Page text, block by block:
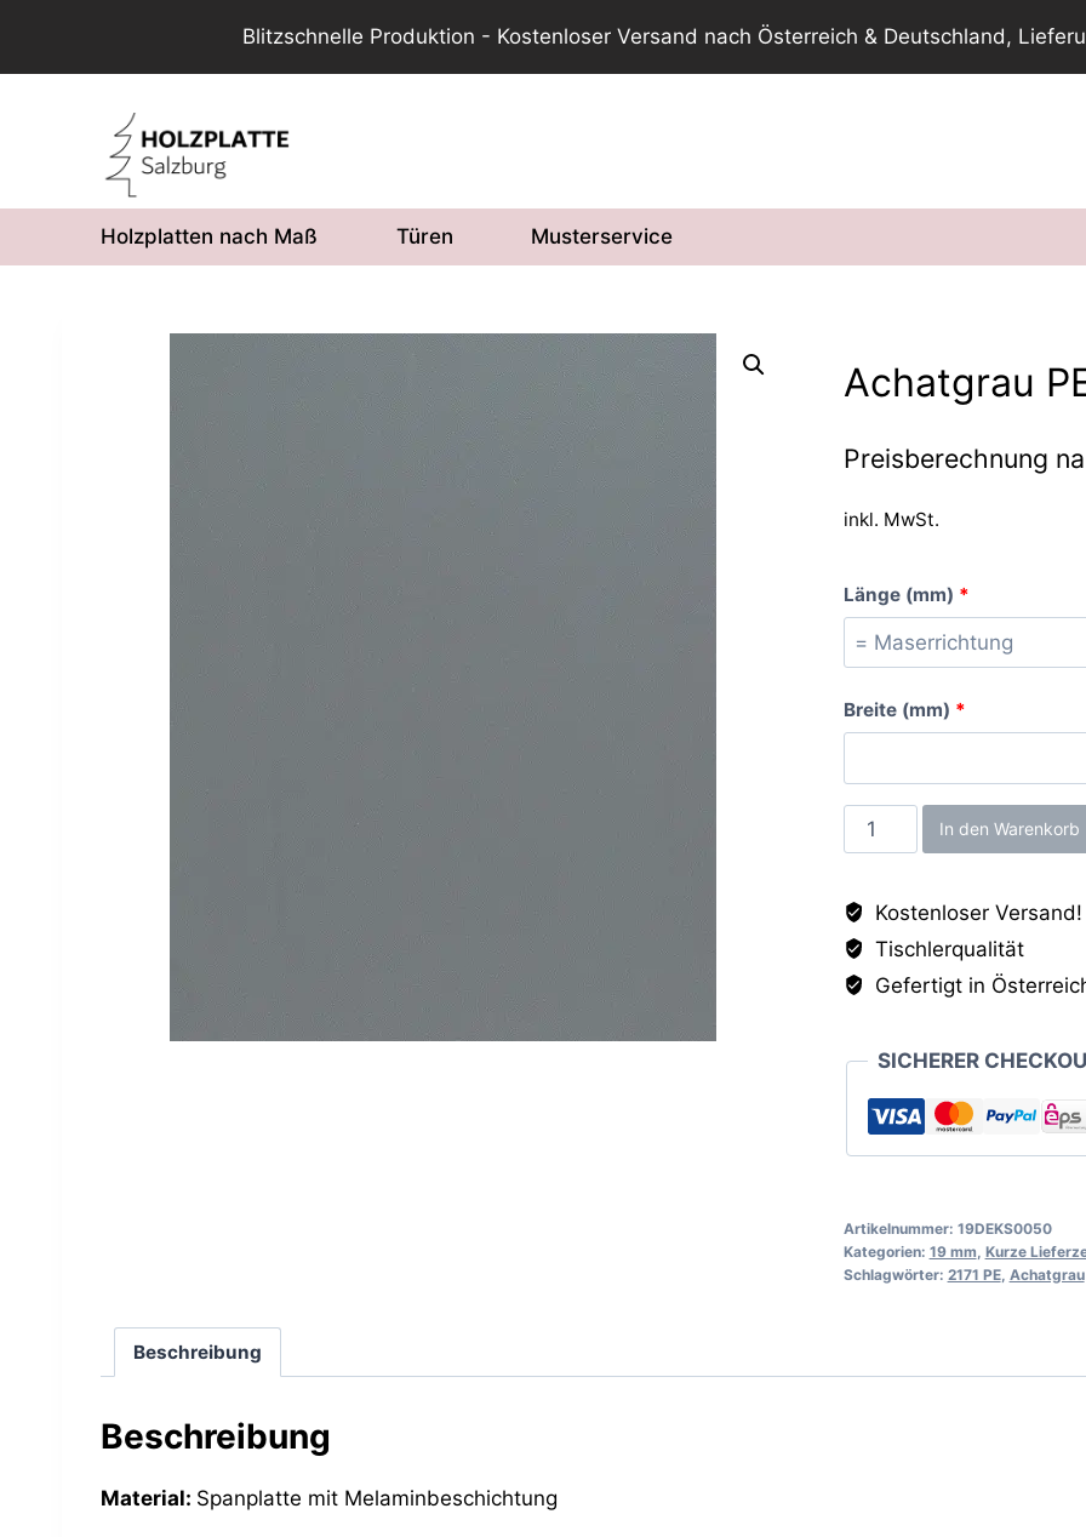
Blitzschnelle Produktion - Kostenloser Versand nach Österreich & Deutschland,
Holzplatten nach Maß Türen Musterservice
Achatgrau
Preisberechnung
inkl. MwSt.
Länge (mm) *
Breite (mm) *
Achatgrau
PE,
Menge
In den Warenkorb
Kostenloser Versand!
Tischlerqualität
Gefertigt in
SICHERER
Artikelnummer: 19DEKS0050
Kategorien: 19 mm Kurze
Schlagwörter: 2171 PE, Achatgrau
Beschreibung
Beschreibung
Material: Spanplatte mit Melaminbeschichtung